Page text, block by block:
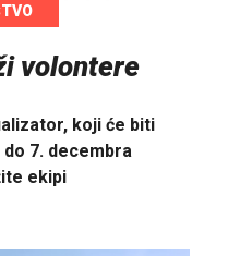
volontere
koji će biti
7. decembra
ekipi